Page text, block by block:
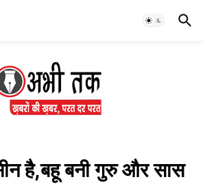
है,बहू बनी गुरु और सास